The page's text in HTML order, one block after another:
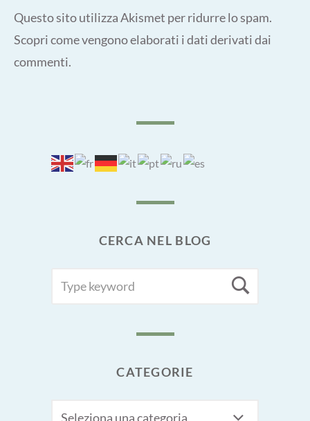
Questo sito utilizza Akismet per ridurre lo spam.
Scopri come vengono elaborati i dati derivati dai
commenti.
CERCA NEL BLOG
FOR:
CATEGORIE